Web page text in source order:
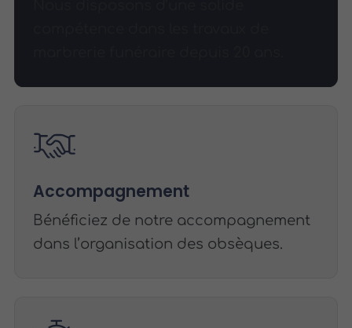
Accompagnement
Bénéficiez de notre accompagnement
dans l’organisation des obsèques.